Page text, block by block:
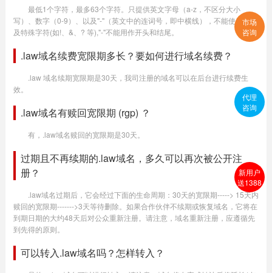
最低1个字符，最多63个字符。只提供英文字母（a-z，不区分大小
写）、数字（0-9）、以及"-"（英文中的连词号，即中横线），不能使用空格
及特殊字符(如!、&、? 等),"-"不能用作开头和结尾。
.law域名续费宽限期多长？要如何进行域名续费？
.law 域名续期宽限期是30天，我司注册的域名可以在后台进行续费生
效。
.law域名有赎回宽限期 (rgp) ？
有，.law域名赎回的宽限期是30天。
过期且不再续期的.law域名，多久可以再次被公开注
册？
.law域名过期后，它会经过下面的生命周期：30天的宽限期-----> 15天内
赎回的宽限期------->3天等待删除。如果合作伙伴不续期或恢复域名，它将在
到期日期的大约48天后对公众重新注册。请注意，域名重新注册，应遵循先
到先得的原则。
可以转入.law域名吗？怎样转入？
市场
咨询
代理
咨询
新用户
送1388